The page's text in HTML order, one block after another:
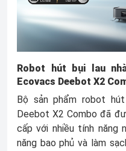
Robot hút bụi lau
Ecovacs Deebot X2
Bộ sản phẩm robot
Deebot X2 Combo đã
cấp với nhiều tính
năng bao phủ và làm